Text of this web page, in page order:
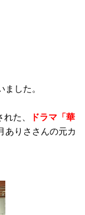
した。
た、
ドラマ「華
ありささんの元カ